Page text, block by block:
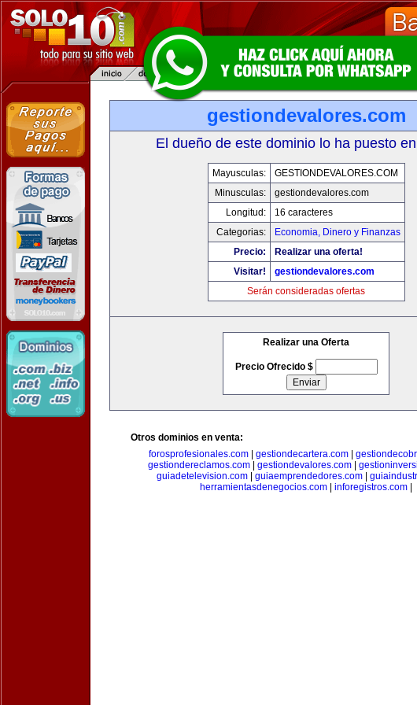
gestiondevalores.com
El dueño de este dominio lo ha puesto
Mayusculas:
GESTIONDEVALORES.COM
Minusculas:
gestiondevalores.com
Longitud:
16 caracteres
Categorias:
Economia, Dinero y Finanzas
Precio:
Realizar una oferta!
Visitar!
gestiondevalores.com
Serán consideradas ofertas
Realizar una Oferta
Precio Ofrecido $
Otros dominios en venta:
forosprofesionales.com
gestiondecartera.com
gestiondereclamos.com| gestiondevalores.com|
guiadetelevision.com
guiaemprendedores.com
herramientasdenegocios.com
inforegistros.com